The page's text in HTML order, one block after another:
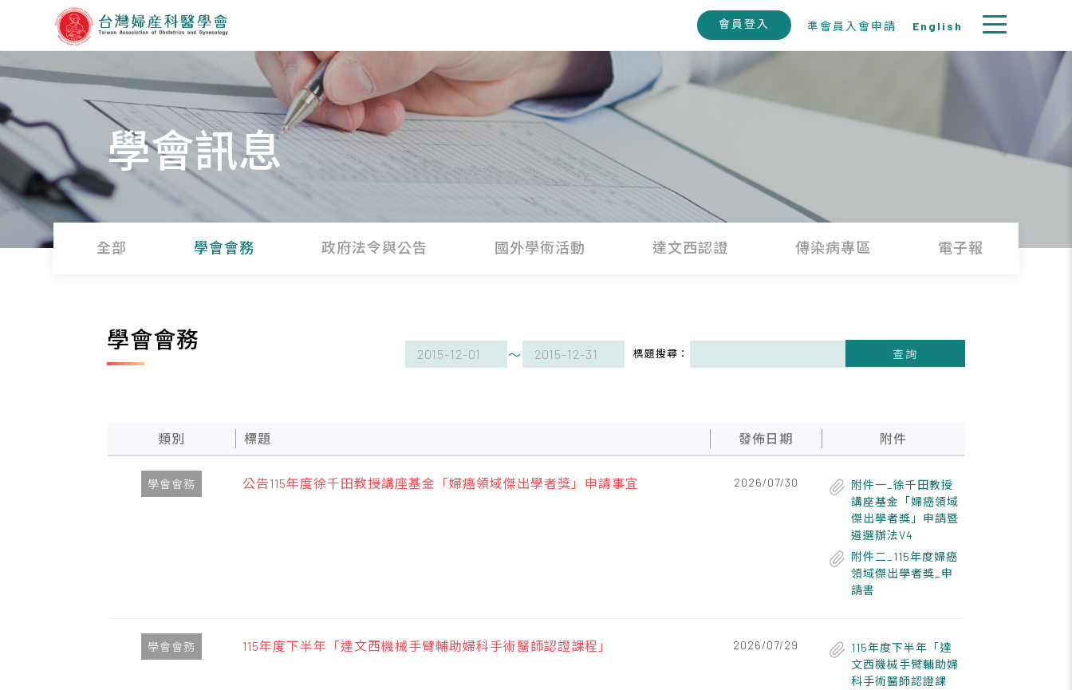
會員登入 準會員入會申請 English
學會訊息
全部 學會會務 政府法令與公告 國外學術活動 達文西認證 傳染病專區 電子報 徵
學會會務
～ 標題搜尋： 查詢
類別 標題 發佈日期 附件
學會會務 公告115年度徐千田教授講座基金「婦癌領域傑出學者獎」申請事宜 2026/07/30
附件一_徐千田教授
講座基金「婦癌領域
傑出學者獎」申請暨
遴選辦法V4
附件二_115年度婦癌
領域傑出學者獎_申
請書
學會會務 115年度下半年「達文西機械手臂輔助婦科手術醫師認證課程」 2026/07/29
115年度下半年「達
文西機械手臂輔助婦
科手術醫師認證課